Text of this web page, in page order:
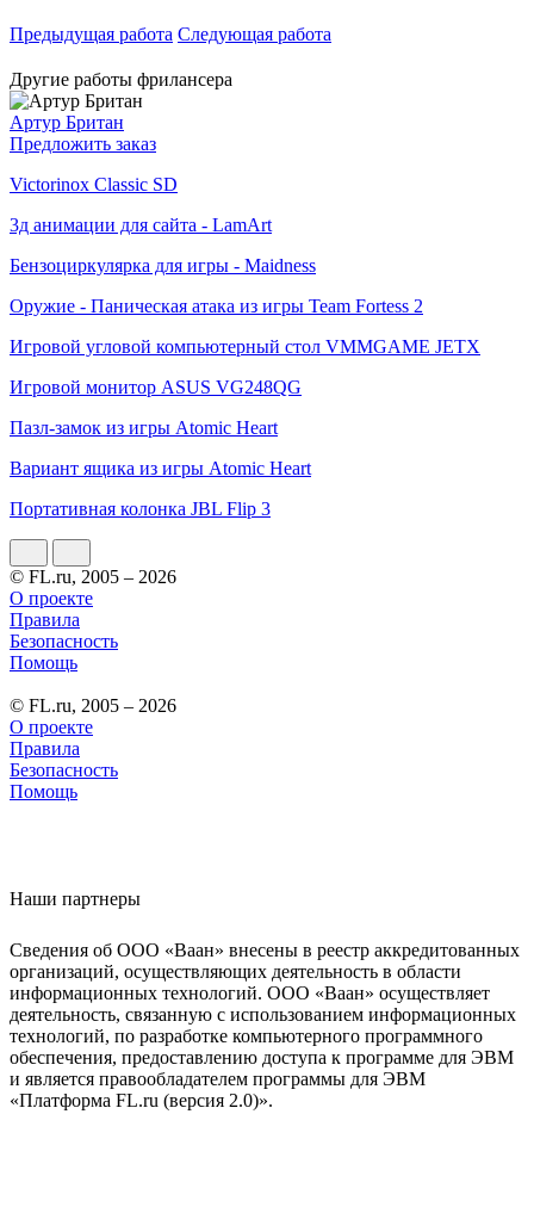
Предыдущая работа Следующая работа
Другие работы фрилансера
Артур Британ
Предложить заказ
Victorinox Classic SD
3д анимации для сайта - LamArt
Бензоциркулярка для игры - Maidness
Оружие - Паническая атака из игры Team Fortess 2
Игровой угловой компьютерный стол VMMGAME JETX
Игровой монитор ASUS VG248QG
Пазл-замок из игры Atomic Heart
Вариант ящика из игры Atomic Heart
Портативная колонка JBL Flip 3
© FL.ru, 2005 – 2026
О проекте
Правила
Безопасность
Помощь
© FL.ru, 2005 – 2026
О проекте
Правила
Безопасность
Помощь
Наши партнеры
Сведения об ООО «Ваан» внесены в реестр аккредитованных
организаций, осуществляющих деятельность в области
информационных технологий. ООО «Ваан» осуществляет
деятельность, связанную с использованием информационных
технологий, по разработке компьютерного программного
обеспечения, предоставлению доступа к программе для ЭВМ
и является правообладателем программы для ЭВМ
«Платформа FL.ru (версия 2.0)».